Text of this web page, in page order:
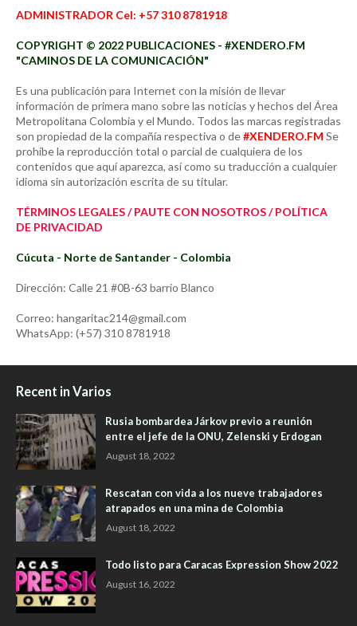
ADMINISTRADOR Cel: +57 310 8781918
COPYRIGHT © 2022 PUBLICACIONES - #XENDERO.FM
"CAMINOS DE LA COMUNICACIÓN"
Es una publicación para Internet con la misión de llevar
información de primera mano sobre las noticias y hechos del Área
Metropolitana Colombia y el Mundo. Todos las marcas registradas
son propiedad de la compañía respectiva o de#XENDERO.FM Se
prohíbe la reproducción total o parcial de cualquiera de los
contenidos que aquí aparezca, así como su traducción a cualquier
idioma sin autorización escrita de su titular.
TÉRMINOS LEGALES / PAUTE CON NOSOTROS / POLÍTICA
DE PRIVACIDAD
Cúcuta - Norte de Santander - Colombia
Dirección: Calle 21 #0B-63 barrio Blanco
Correo: hangaritac214@gmail.com
WhatsApp: (+57) 310 8781918
Recent in Varios
Rusia bombardea Járkov previo a reunión
entre el jefe de la ONU, Zelenski y Erdogan
August 18, 2022
Rescatan con vida a los nueve trabajadores
atrapados en una mina de Colombia
August 18, 2022
Todo listo para Caracas Expression Show 2022
August 16, 2022